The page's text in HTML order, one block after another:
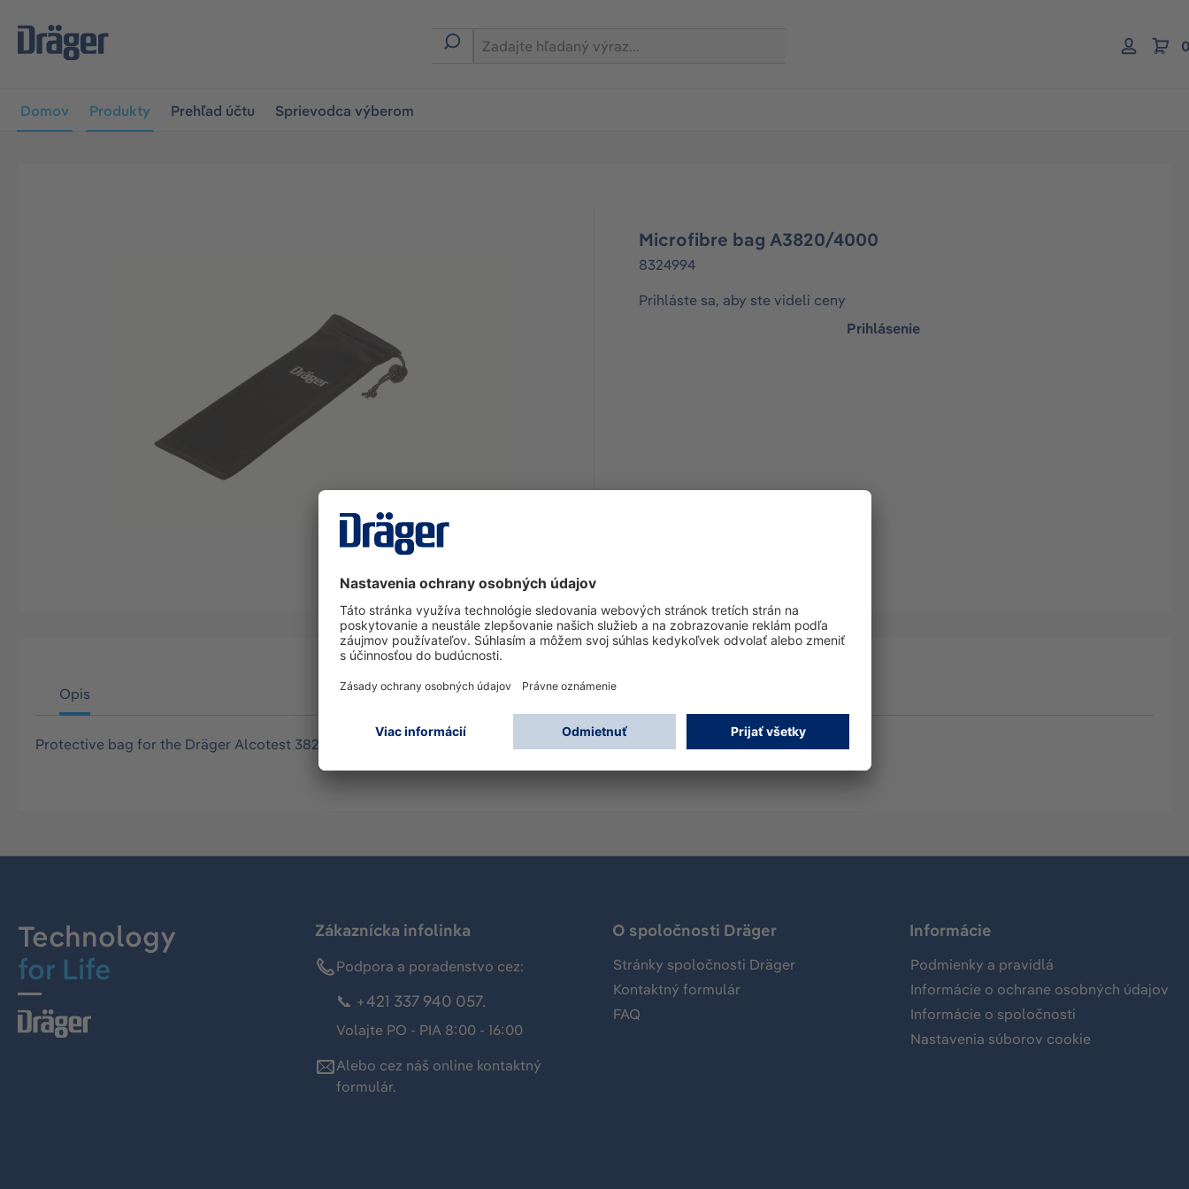
na hlavnú navigáciu
Domov Produkty Prehľad účtu Sprievodca výberom
Microfibre bag A3820/4000
8324994
Prihláste sa, aby ste videli ceny
Prihlásenie
Opis
Protective bag for the Dräger Alcotest 3820, black with silver Dräger logo and reflective cord.
Technology
for Life
Zákaznícka infolinka
Podpora a poradenstvo cez:
📞 +421 337 940 057.
Volajte PO - PIA 8:00 - 16:00
Alebo cez náš online kontaktný
formulár.
O spoločnosti Dräger
Stránky spoločnosti Dräger
Kontaktný formulár
FAQ
Informácie
Podmienky a pravidlá
Informácie o ochrane osobných údajov
Informácie o spoločnosti
Nastavenia súborov cookie